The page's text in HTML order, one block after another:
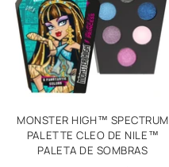
MONSTER HIGH™ SPECTRUM
PALETTE CLEO DE NILE™
PALETA DE SOMBRAS